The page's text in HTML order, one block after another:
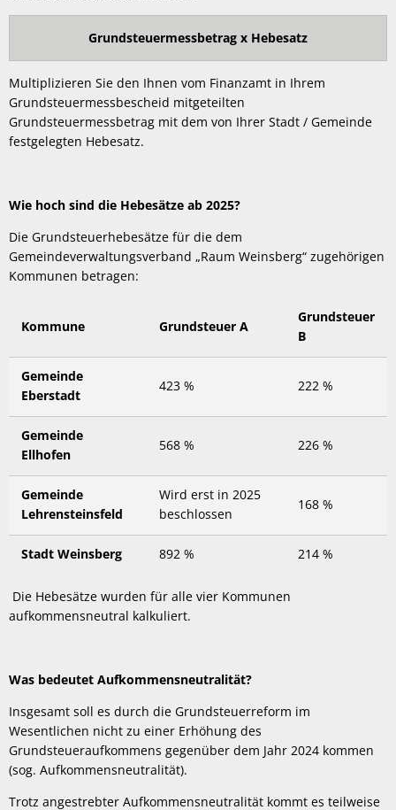
Grundsteuermessbetrag x Hebesatz
Multiplizieren Sie den Ihnen vom Finanzamt in Ihrem
Grundsteuermessbescheid mitgeteilten
Grundsteuermessbetrag mit dem von Ihrer Stadt / Gemeinde
festgelegten Hebesatz.
Wie hoch sind die Hebesätze ab 2025?
Die Grundsteuerhebesätze für die dem
Gemeindeverwaltungsverband „Raum Weinsberg“ zugehörigen
Kommunen betragen:
Kommune Grundsteuer A
Grundsteuer
B
Gemeinde
Eberstadt
423 % 222 %
Gemeinde
Ellhofen
568 % 226 %
Gemeinde
Lehrensteinsfeld
Wird erst in 2025
beschlossen
168 %
Stadt Weinsberg 892 % 214 %
Die Hebesätze wurden für alle vier Kommunen
aufkommensneutral kalkuliert.
Was bedeutet Aufkommensneutralität?
Insgesamt soll es durch die Grundsteuerreform im
Wesentlichen nicht zu einer Erhöhung des
Grundsteueraufkommens gegenüber dem Jahr 2024 kommen
(sog. Aufkommensneutralität).
Trotz angestrebter Aufkommensneutralität kommt es teilweise